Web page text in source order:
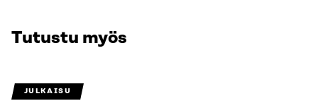
Tutustu myös
JULKAISU